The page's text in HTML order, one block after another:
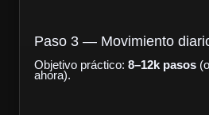
Paso 3 — Movimiento
Objetivo práctico: 8–12k pasos
ahora).